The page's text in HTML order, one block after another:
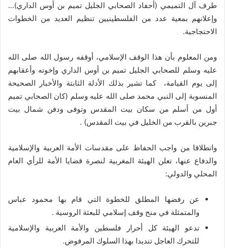
طرف آل التميمي (أحفاد الصحابي الجليل تميم بن أوس الداري)…
وإعلانهم بمعية عدد من الفلسطينيين تنظيم العديد من الخطوات
الاحتجاجية.
ومن المعلوم بأن هذا الوقف الإسلامي، أوقفه رسول الله صلى الله
عليه وسلم للصحابي الجليل تميم بن أوس الداري وإخوته وأعقابهم
إلى يوم القيامة، كما تشير بذلك الأدلة الثابتة والأخبار الصحيحة
المنسوبة إلى النبي محمد صلى الله عليه وسلم (كان الصحابي تميم
أول من أسلم من سكان بيت المقدس وتوفى ودفن شمال بيت
جبرين بالقرب من الخليل في بيت المقدس) .
وانطلاقا من واجب الحفاظ على مقدسات الأمة العربية والإسلامية
والدفاع عنها، تعلن الهيئة المغربية لنصرة قضايا الأمة للرأي العام
المحلي والدولي:
عن رفضها المطلق للخطوة التي قام بها محمود عباس
والمتمثلة في منح وقف إسلامي للبعثة الروسية .
تدعو الهيئة كل أحرار فلسطين والأمة العربية والإسلامية
للتحرك العاجل تنديدا بهذا السلوك المرفوض.